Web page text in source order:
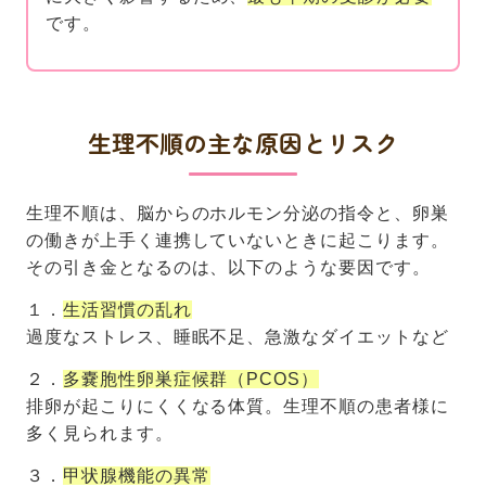
です。
生理不順の主な原因とリスク
生理不順は、脳からのホルモン分泌の指令と、卵巣
の働きが上手く連携していないときに起こります。
その引き金となるのは、以下のような要因です。
１． 生活習慣の乱れ
過度なストレス、睡眠不足、急激なダイエットなど
２． 多嚢胞性卵巣症候群（PCOS）
排卵が起こりにくくなる体質。生理不順の患者様に
多く見られます。
３． 甲状腺機能の異常